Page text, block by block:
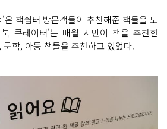
책쉼터 방문객들이 추천해준 책들을 모
큐레이터'는 매월 시민이 책을 추천한
학, 아동 책들을 추천하고 있었다.